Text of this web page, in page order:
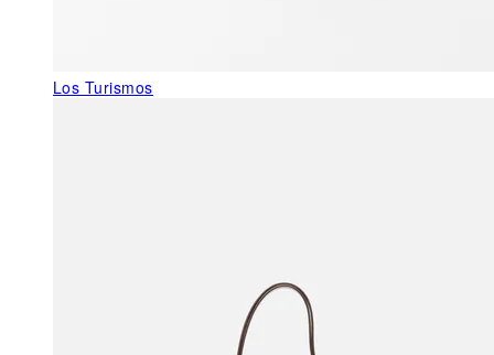
Los Turismos